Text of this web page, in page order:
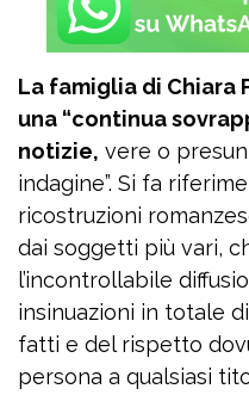
La famiglia di Chiara
una “continua
notizie, vere o
indagine”. Si fa
ricostruzioni
dai soggetti più vari,
l’incontrollabile
insinuazioni in totale
fatti e del rispetto
persona a qualsiasi